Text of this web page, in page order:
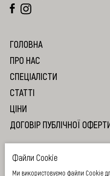
Файли Cookie
Ми використовуємо файли Cookie
ГОЛОВНА
ПРО НАС
СПЕЦIАЛIСТИ
СТАТТI
ЦIНИ
ДОГОВІР ПУБЛІЧНОЇ
Ліцензію видано Указом МОЗ